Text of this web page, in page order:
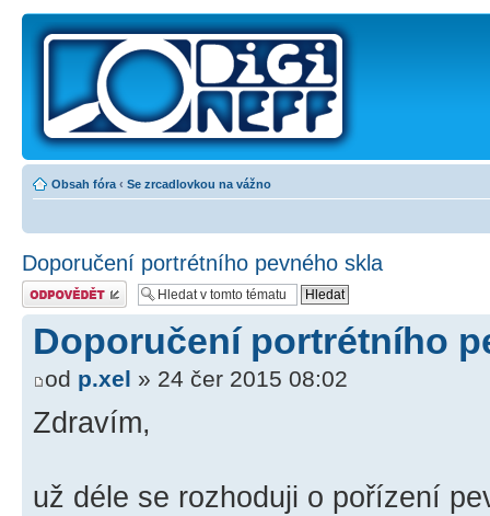
Obsah fóra ‹ Se zrcadlovkou na vážno
Doporučení portrétního pevného skla
Odeslat odpověď
Doporučení portrétního
od p.xel » 24 čer 2015 08:02
Zdravím,
už déle se rozhoduji o pořízení